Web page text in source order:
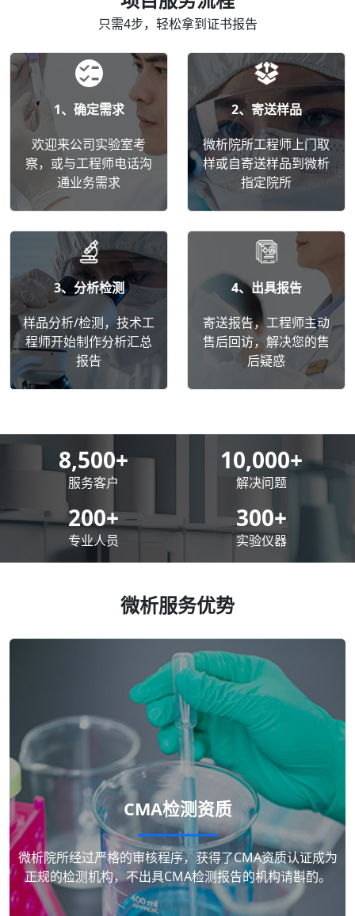
只需4步，轻松拿到证书报告
1、确定需求
欢迎来公司实验室考
察，或与工程师电话沟
通业务需求
2、寄送样品
微析院所工程师上门取
样或自寄送样品到微析
指定院所
3、分析检测
样品分析/检测，技术工
程师开始制作分析汇总
报告
4、出具报告
寄送报告，工程师主动
售后回访，解决您的售
后疑惑
8,500+
服务客户
10,000+
解决问题
200+
专业人员
300+
实验仪器
微析服务优势
CMA检测资质
微析院所经过严格的审核程序，获得了CMA资质认证成为
正规的检测机构，不出具CMA检测报告的机构请斟酌。